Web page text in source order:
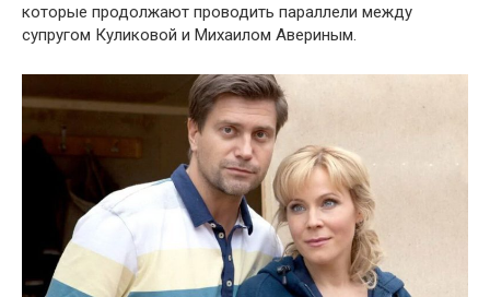
которые продолжают проводить параллели между
супругом Куликовой и Михаилом Авериным.